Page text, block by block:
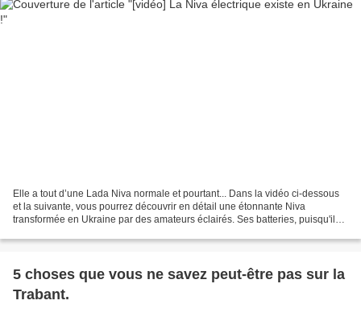
Elle a tout d’une Lada Niva normale et pourtant... Dans la vidéo ci-dessous
et la suivante, vous pourrez découvrir en détail une étonnante Niva
transformée en Ukraine par des amateurs éclairés. Ses batteries, puisqu'il
5 choses que vous ne savez peut-être pas sur la
Trabant.